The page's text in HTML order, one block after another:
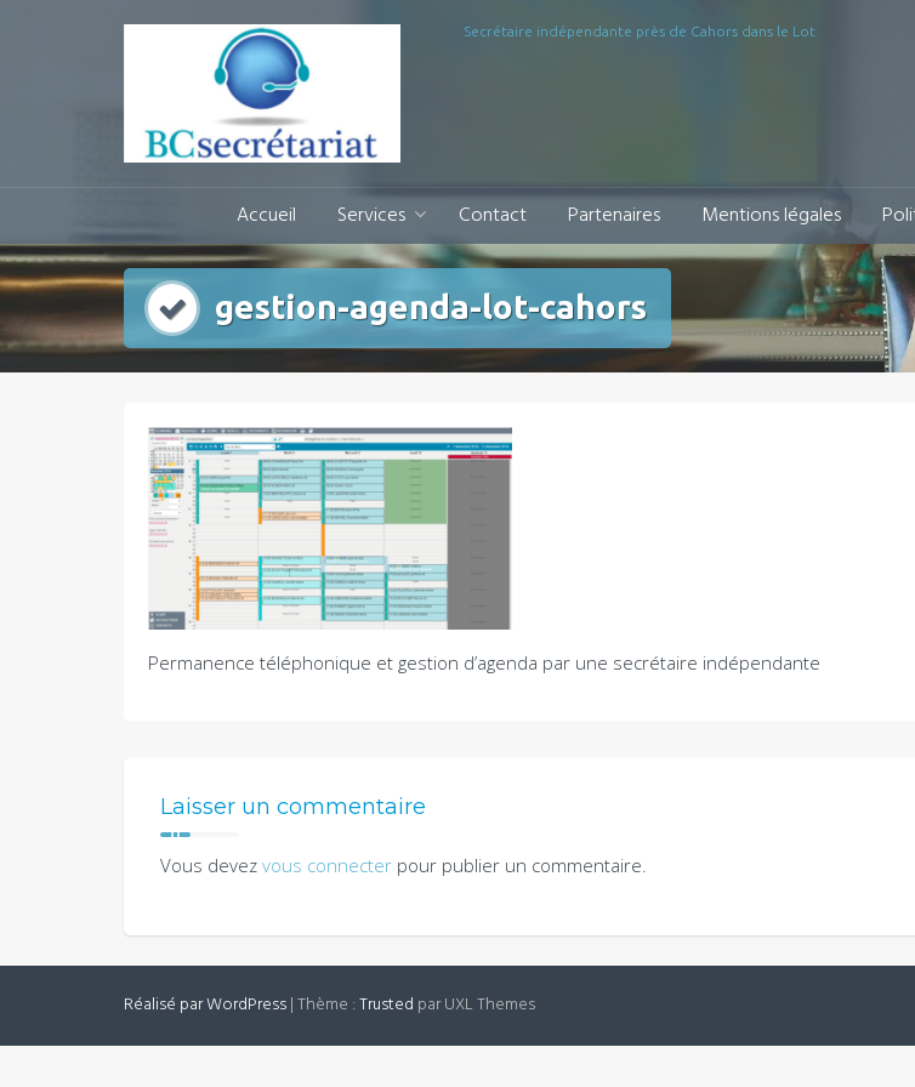
Secrétaire indépendante près de Cahors dans le Lot
Accueil Services Contact Partenaires Mentions légales
gestion-agenda-lot-cahors
Permanence téléphonique et gestion d’agenda par une secrétaire indépendante
Laisser un commentaire
Vous devez vous connecter pour publier un commentaire.
Réalisé par WordPress|Thème :Trusted par UXL Themes